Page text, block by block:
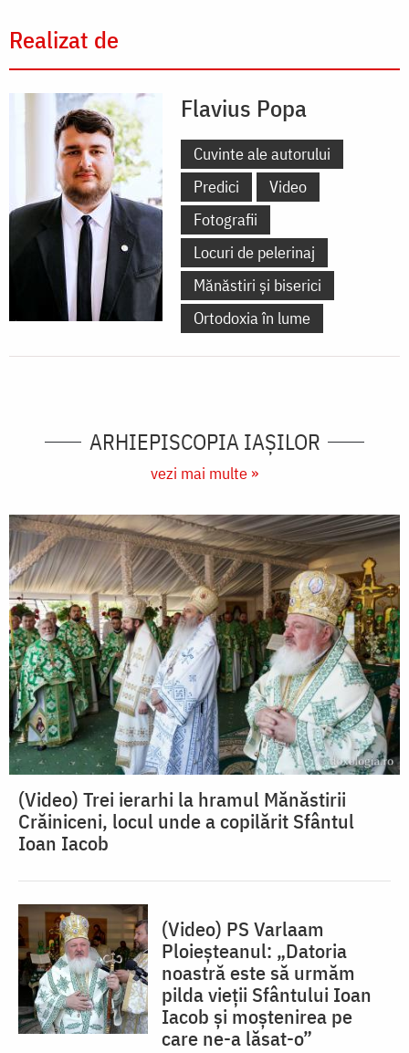
Realizat de
Flavius Popa
Cuvinte ale autorului
Predici
Video
Fotografii
Locuri de pelerinaj
Mănăstiri și biserici
Ortodoxia în lume
ARHIEPISCOPIA IAŞILOR
vezi mai multe »
(Video) Trei ierarhi la hramul Mănăstirii
Crăiniceni, locul unde a copilărit Sfântul
Ioan Iacob
(Video) PS Varlaam
Ploieșteanul: „Datoria
noastră este să urmăm
pilda vieții Sfântului Ioan
Iacob și moștenirea pe
care ne-a lăsat-o”